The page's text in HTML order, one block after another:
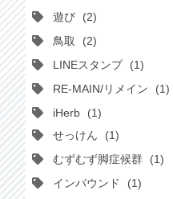
遊び
2
鳥取
2
LINEスタンプ
1
RE-MAIN/リメイン
1
iHerb
1
せっけん
1
むずむず脚症候群
1
インバウンド
1